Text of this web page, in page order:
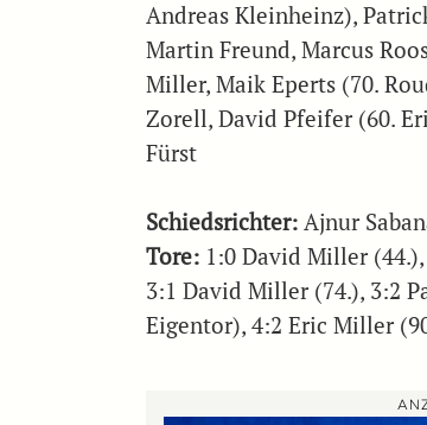
Andreas Kleinheinz),
Martin Freund, Marcus
Miller, Maik Eperts (70.
Zorell, David Pfeifer (60.
Fürst
Schiedsrichter: Ajnur
Tore: 1:0 David Miller
3:1 David Miller (74.), 3:2
Eigentor), 4:2 Eric Miller